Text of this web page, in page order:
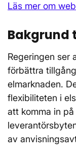
Läs mer om
Bakgrund
Regeringen ser
förbättra
elmarknaden.
flexibiliteten i
att komma in
av